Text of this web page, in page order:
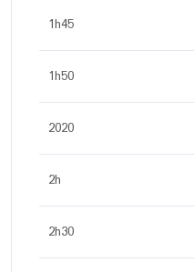
1h45
1h50
2020
2h
2h30